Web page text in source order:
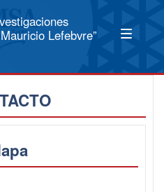
Lefebvre”